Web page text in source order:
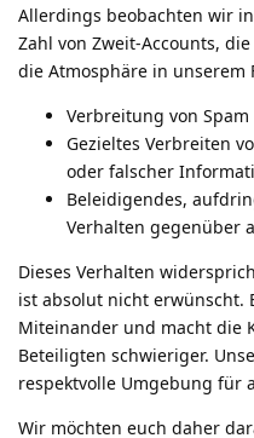
Allerdings beobachten wir
Zahl von Zweit-Accounts,
die Atmosphäre in unserem
Verbreitung von
Gezieltes Verbreiten
oder falscher
Beleidigendes,
Verhalten gegenüber
Dieses Verhalten
ist absolut nicht erwünscht.
Miteinander und macht die
Beteiligten schwieriger.
respektvolle Umgebung für
Wir möchten euch daher